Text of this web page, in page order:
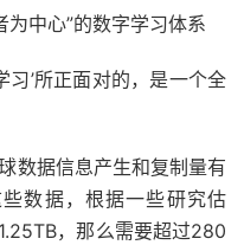
中心”的数字学习体系
习’所正面对的，是一个全
数据信息产生和复制量有
数据，根据一些研究估
，那么需要超过280